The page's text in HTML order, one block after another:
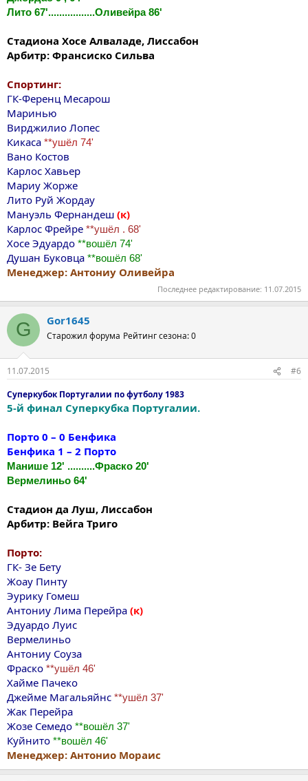
Лито 67'.................Оливейра 86'
Стадиона Хосе Алваладе, Лиссабон
Арбитр: Франсиско Сильва
Спортинг:
ГК-Ференц Месарош
Маринью
Вирджилио Лопес
Кикаса **ушёл 74'
Вано Костов
Карлос Хавьер
Мариу Жорже
Лито Руй Жордау
Мануэль Фернандеш (к)
Карлос Фрейре **ушёл . 68'
Хосе Эдуардо **вошёл 74'
Душан Буковца **вошёл 68'
Менеджер: Антониу Оливейра
Последнее редактирование: 11.07.2015
G Gor1645
Старожил форума Рейтинг сезона: 0
11.07.2015
#6
Суперкубок Португалии по футболу 1983
5-й финал Суперкубка Португалии.
Порто 0 – 0 Бенфика
Бенфика 1 – 2 Порто
Манише 12' ..........Фраско 20'
Вермелиньо 64'
Стадион да Луш, Лиссабон
Арбитр: Вейга Триго
Порто:
ГК- Зе Бету
Жоау Пинту
Эурику Гомеш
Антониу Лима Перейра (к)
Эдуардо Луис
Вермелиньо
Антониу Соуза
Фраско **ушёл 46'
Хайме Пачеко
Джейме Магальяйнс **ушёл 37'
Жак Перейра
Жозе Семедо **вошёл 37'
Куйнито **вошёл 46'
Менеджер: Антонио Мораис